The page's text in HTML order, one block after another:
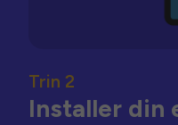
Trin 2
Installer din